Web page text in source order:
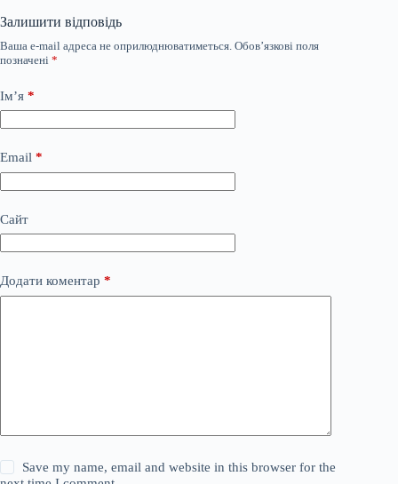
Залишити відповідь
Ваша e-mail адреса не оприлюднюватиметься. Обов’язкові поля
позначені *
Ім’я *
Email *
Сайт
Додати коментар *
Save my name, email and website in this browser for the